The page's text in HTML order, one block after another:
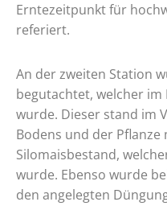
Erntezeitpunkt für
referiert.
An der zweiten Station
begutachtet, welcher
wurde. Dieser stand im
Bodens und der
Silomaisbestand,
wurde. Ebenso wurde
den angelegten